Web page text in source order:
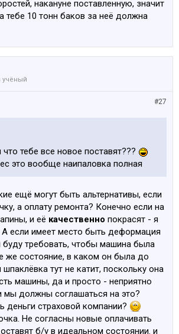
накануне поставленную, значит
тебе 10 тонн баков за неё должна
учёный
#27
тебе все новое поставят???
это вообще наипаловка полная
ещё могут быть альтернативы, если
а оплату ремонта? Конечно если на
и её качественно покрасят - я
А если имеет место быть деформация
буду требовать, чтобы машина была
же состояние, в каком он была до
тут не катит, поскольку она
машины, да и просто - неприятно
мы должны соглашаться на это?
деньги страховой компании?
Не согласны новые оплачивать
б/у в идеальном состоянии. и